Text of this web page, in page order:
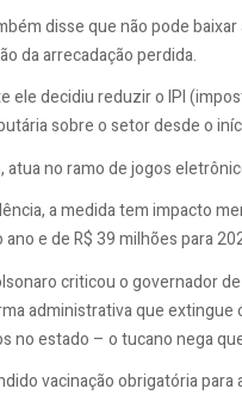
disse que não pode
da arrecadação perdida.
ele decidiu reduzir o IPI
sobre o setor desde o
atua no ramo de jogos
a medida tem impacto
e de R$ 39 milhões para
criticou o governador
administrativa que extingue
no estado – o tucano nega
vacinação obrigatória